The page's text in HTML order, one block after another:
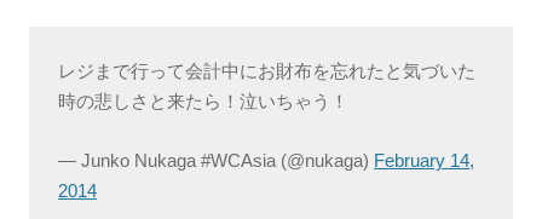
レジまで行って会計中にお財布を忘れたと気づいた
時の悲しさと来たら！泣いちゃう！
— Junko Nukaga #WCAsia (@nukaga) February 14,
2014